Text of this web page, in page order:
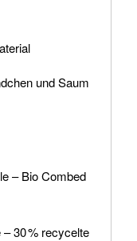
und Saum
– Bio Combed
30 % recycelte